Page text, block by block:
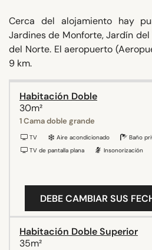
Cerca del alojamiento hay
Jardines de Monforte, Jardín
del Norte. El aeropuerto
9 km.
Habitación Doble
30m²
1 Cama doble grande
TV Aire acondicionado
Baño
TV de pantalla plana
Insonorización
DEBE CAMBIAR SUS
Habitación Doble Superior
35m²